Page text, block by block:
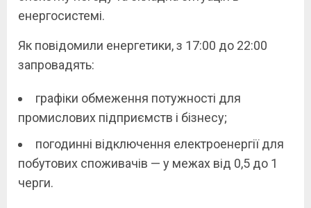
енергосистемі.
Як повідомили енергетики, з 17:00 до 22:00
запровадять:
графіки обмеження потужності для
промислових підприємств і бізнесу;
погодинні відключення електроенергії для
побутових споживачів — у межах від 0,5 до 1
черги.